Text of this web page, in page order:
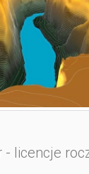
- licencje